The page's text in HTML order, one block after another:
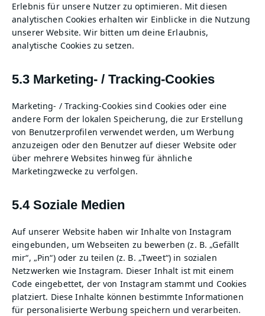
Erlebnis für unsere Nutzer zu optimieren. Mit diesen
analytischen Cookies erhalten wir Einblicke in die Nutzung
unserer Website. Wir bitten um deine Erlaubnis,
analytische Cookies zu setzen.
5.3 Marketing- / Tracking-Cookies
Marketing- / Tracking-Cookies sind Cookies oder eine
andere Form der lokalen Speicherung, die zur Erstellung
von Benutzerprofilen verwendet werden, um Werbung
anzuzeigen oder den Benutzer auf dieser Website oder
über mehrere Websites hinweg für ähnliche
Marketingzwecke zu verfolgen.
5.4 Soziale Medien
Auf unserer Website haben wir Inhalte von Instagram
eingebunden, um Webseiten zu bewerben (z. B. „Gefällt
mir“, „Pin“) oder zu teilen (z. B. „Tweet“) in sozialen
Netzwerken wie Instagram. Dieser Inhalt ist mit einem
Code eingebettet, der von Instagram stammt und Cookies
platziert. Diese Inhalte können bestimmte Informationen
für personalisierte Werbung speichern und verarbeiten.